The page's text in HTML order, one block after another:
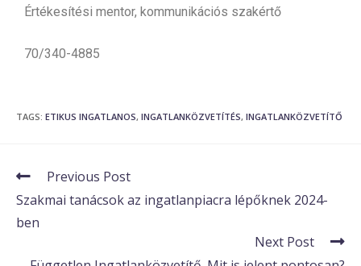
Értékesítési mentor, kommunikációs szakértő
70/340-4885
TAGS: ETIKUS INGATLANOS, INGATLANKÖZVETÍTÉS, INGATLANKÖZVETÍTŐ
Previous Post
Szakmai tanácsok az ingatlanpiacra lépőknek 2024-
ben
Next Post